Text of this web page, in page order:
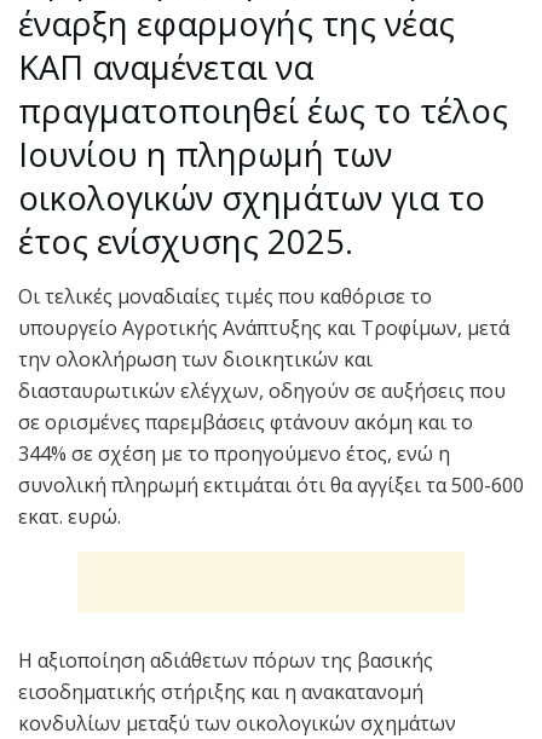
έναρξη εφαρμογής της νέας
ΚΑΠ αναμένεται να
πραγματοποιηθεί έως το τέλος
Ιουνίου η πληρωμή των
οικολογικών σχημάτων για το
έτος ενίσχυσης 2025.
Οι τελικές μοναδιαίες τιμές που καθόρισε το
υπουργείο Αγροτικής Ανάπτυξης και Τροφίμων, μετά
την ολοκλήρωση των διοικητικών και
διασταυρωτικών ελέγχων, οδηγούν σε αυξήσεις που
σε ορισμένες παρεμβάσεις φτάνουν ακόμη και το
344% σε σχέση με το προηγούμενο έτος, ενώ η
συνολική πληρωμή εκτιμάται ότι θα αγγίξει τα 500-600
εκατ. ευρώ.
Η αξιοποίηση αδιάθετων πόρων της βασικής
εισοδηματικής στήριξης και η ανακατανομή
κονδυλίων μεταξύ των οικολογικών σχημάτων